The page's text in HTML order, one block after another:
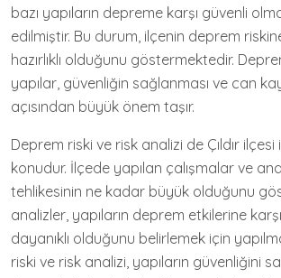
bazı yapıların depreme karşı güvenli
edilmiştir. Bu durum, ilçenin deprem
hazırlıklı olduğunu göstermektedir.
yapılar, güvenliğin sağlanması ve can
açısından büyük önem taşır.
Deprem riski ve risk analizi de Çıldır
konudur. İlçede yapılan çalışmalar ve
tehlikesinin ne kadar büyük olduğunu
analizler, yapıların deprem etkilerine
dayanıklı olduğunu belirlemek için
riski ve risk analizi, yapıların güvenliğini